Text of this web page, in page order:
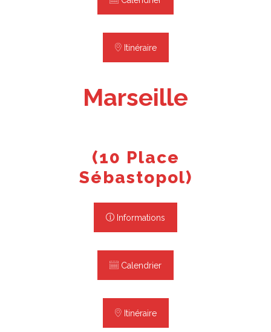
Itinéraire
Marseille
(10 Place
Sébastopol)
Informations
Calendrier
Itinéraire